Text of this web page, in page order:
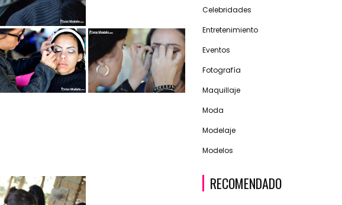
Celebridades
Entretenimiento
Eventos
Fotografía
Maquillaje
Moda
Modelaje
Modelos
RECOMENDADO